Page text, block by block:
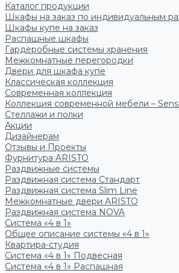
Каталог продукции
Шкафы на заказ по индивидуальным
Шкафы купе на заказ
Распашные шкафы
Гардеробные системы хранения
Межкомнатные перегородки
Двери для шкафа купе
Классическая коллекция
Современная коллекция
Коллекция современной мебели –
Стеллажи и полки
Акции
Дизайнерам
Отзывы и Проекты
Фурнитура ARISTO
Раздвижные системы
Раздвижная система Стандарт
Раздвижная система Slim Line
Межкомнатные двери ARISTO
Раздвижная система NOVA
Система «4 в 1»
Общее описание системы «4 в 1»
Квартира-студия
Система «4 в 1» Подвесная
Система «4 в 1» Распашная